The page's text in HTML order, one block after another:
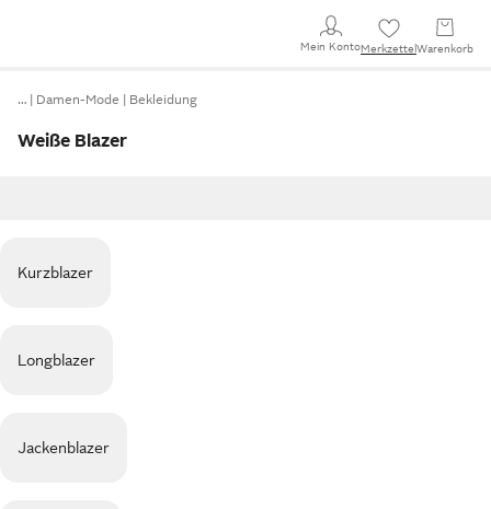
Mein KontoMerkzettel Warenkorb
… Damen-Mode Bekleidung
Weiße Blazer
Kurzblazer
Longblazer
Jackenblazer